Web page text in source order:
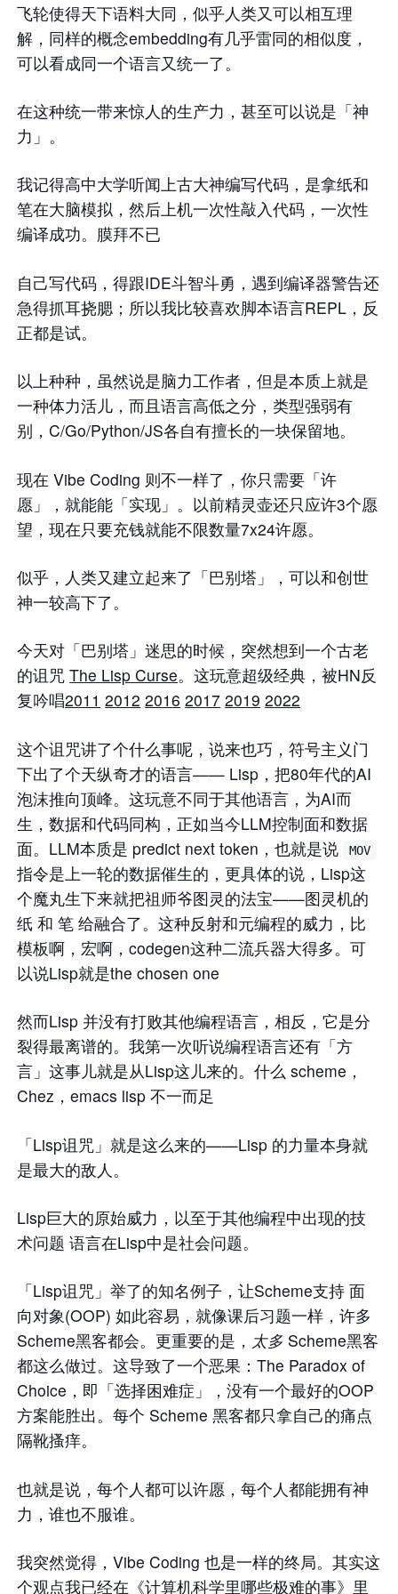
飞轮使得天下语料大同，似乎人类又可以相互理
解，同样的概念embedding有几乎雷同的相似度，
可以看成同一个语言又统一了。
在这种统一带来惊人的生产力，甚至可以说是「神
力」。
我记得高中大学听闻上古大神编写代码，是拿纸和
笔在大脑模拟，然后上机一次性敲入代码，一次性
编译成功。膜拜不已
自己写代码，得跟IDE斗智斗勇，遇到编译器警告还
急得抓耳挠腮；所以我比较喜欢脚本语言REPL，反
正都是试。
以上种种，虽然说是脑力工作者，但是本质上就是
一种体力活儿，而且语言高低之分，类型强弱有
别，C/Go/Python/JS各自有擅长的一块保留地。
现在 Vibe Coding 则不一样了，你只需要「许
愿」，就能能「实现」。以前精灵壶还只应许3个愿
望，现在只要充钱就能不限数量7x24许愿。
似乎，人类又建立起来了「巴别塔」，可以和创世
神一较高下了。
今天对「巴别塔」迷思的时候，突然想到一个古老
的诅咒The Lisp Curse。这玩意超级经典，被HN反
复吟唱2011 2012 2016 2017 2019 2022
这个诅咒讲了个什么事呢，说来也巧，符号主义门
下出了个天纵奇才的语言—— Lisp，把80年代的AI
泡沫推向顶峰。这玩意不同于其他语言，为AI而
生，数据和代码同构，正如当今LLM控制面和数据
面。LLM本质是 predict next token，也就是说
MOV
指令是上一轮的数据催生的，更具体的说，Lisp这
个魔丸生下来就把祖师爷图灵的法宝——图灵机的
纸 和 笔 给融合了。这种反射和元编程的威力，比
模板啊，宏啊，codegen这种二流兵器大得多。可
以说Lisp就是the chosen one
然而Lisp 并没有打败其他编程语言，相反，它是分
裂得最离谱的。我第一次听说编程语言还有「方
言」这事儿就是从Lisp这儿来的。什么 scheme，
Chez，emacs lisp 不一而足
「Lisp诅咒」就是这么来的——Lisp 的力量本身就
是最大的敌人。
Lisp巨大的原始威力，以至于其他编程中出现的技
术问题 语言在Lisp中是社会问题。
「Lisp诅咒」举了的知名例子，让Scheme支持 面
向对象(OOP) 如此容易，就像课后习题一样，许多
Scheme黑客都会。更重要的是， 太多 Scheme黑客
都这么做过。这导致了一个恶果：The Paradox of
Choice，即「选择困难症」，没有一个最好的OOP
方案能胜出。每个 Scheme 黑客都只拿自己的痛点
隔靴搔痒。
也就是说，每个人都可以许愿，每个人都能拥有神
力，谁也不服谁。
我突然觉得，Vibe Coding 也是一样的终局。其实这
个观点我已经在《计算机科学里哪些极难的事》里